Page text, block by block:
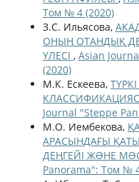
Том № 4 (2020)
З.С. Ильясова,
ОНЫҢ ОТАНДЫҚ
ҮЛЕСІ , Asian
(2020)
М.К. Ескеева,
Journal "Steppe
М.О. Иембекова,
АРАСЫНДАҒЫ
ДЕҢГЕЙІ ЖƏНЕ
Panorama": Том №